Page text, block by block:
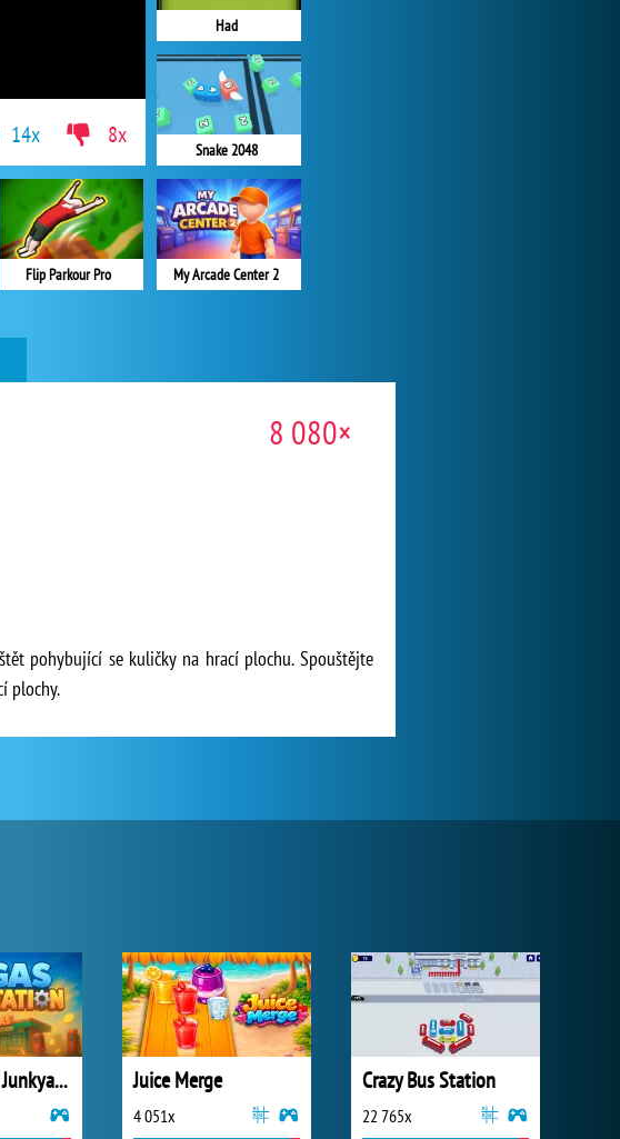
Had
Snake 2048
My Arcade Center 2
Flip Parkour Pro
14x 8x
8 080×
pohybující se kuličky na hrací plochu. Spouštějte
plochy.
Gas Station: Junkyard Tycoon Juice Merge
4 051x
Crazy Bus Station
22 765x